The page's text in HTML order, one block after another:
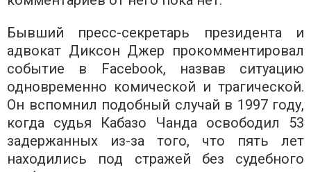
Бывший пресс-секретарь президента и
адвокат Диксон Джер прокомментировал
событие в Facebook, назвав ситуацию
одновременно комической и трагической.
Он вспомнил подобный случай в 1997 году,
когда судья Кабазо Чанда освободил 53
задержанных из-за того, что пять лет
находились под стражей без судебного